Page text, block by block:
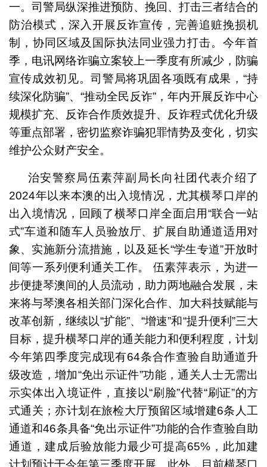
一。司警局纵深推进预防、挽回、打击三者结合的
防治模式，深入开展反诈宣传，完善追赃挽损机
制，协同区域及国际执法同业强力打击。今年首
季，电讯网络诈骗立案较上一季度有所减少，防骗
宣传成效初见。司警局将巩固各项既有成果，“持
续深化防骗”、“推动全民反诈”，年内开展反诈中心
规模扩充、反诈合作质效提升、反诈程式优化升级
等重点部署，密切监察诈骗犯罪情势及变化，切实
维护公众财产安全。
治安警察局伍素萍副局长向社团代表介绍了
2024年以来本澳的出入境情况，尤其横琴口岸的
出入境情况，回顾了横琴口岸全面启用“联合一站
式”车道和随车人员验放厅、扩展自助通道适用对
象、实施新分流措施，以及延长“学生专道”开放时
间等一系列便利通关工作。 伍素萍表示，为进一
步便捷琴澳间的人员流动，助力两地融合发展，未
来将与琴澳各相关部门深化合作、加大科技赋能与
改革创新，继续以“扩能”、“增速”和“提升便利”三大
目标，提升横琴口岸的通关能力和便利程度，计划
今年第四季度完成现有64条合作查验自助通道升
级改造，增加“免出示证件”功能，通关人士无需出
示实体出入境证件，直接以“刷脸”代替“刷证”的方
式通关；亦计划在旅检大厅预留区域增建6条人工
通道和46条具备“免出示证件”功能的合作查验自助
通道，建成后验放能力最少可提高65%，此加建
计划预计于今年第三季度开展。此外，目前横琴口